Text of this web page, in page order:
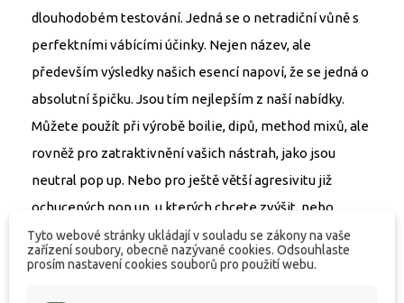
dlouhodobém testování. Jedná se o netradiční vůně s
perfektními vábícími účinky. Nejen název, ale
především výsledky našich esencí napoví, že se jedná o
absolutní špičku. Jsou tím nejlepším z naší nabídky.
Můžete použít při výrobě boilie, dipů, method mixů, ale
rovněž pro zatraktivnění vašich nástrah, jako jsou
neutral pop up. Nebo pro ještě větší agresivitu již
ochucených pop up, u kterých chcete zvýšit, nebo
obnovit jejich signál. Naše esence jsou vysoce
koncentrované, proto není potřeba vysokého
Tyto webové stránky ukládají v souladu se zákony na vaše
zařízení soubory, obecně nazývané cookies. Odsouhlaste
prosím nastavení cookies souborů pro použití webu.